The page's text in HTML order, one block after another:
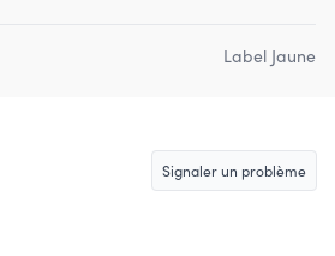
Label Jaune
Signaler un problème